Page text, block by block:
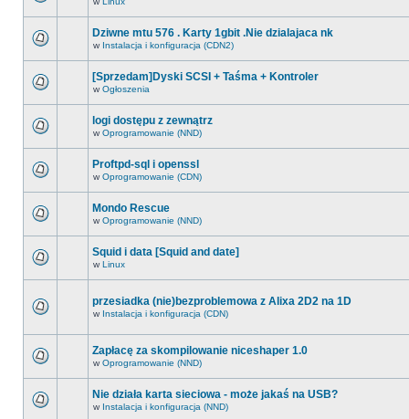
Dziwne mtu 576 . Karty 1gbit .Nie dzialajaca nk
w Instalacja i konfiguracja (CDN2)
[Sprzedam]Dyski SCSI + Taśma + Kontroler
w Ogłoszenia
logi dostępu z zewnątrz
w Oprogramowanie (NND)
Proftpd-sql i openssl
w Oprogramowanie (CDN)
Mondo Rescue
w Oprogramowanie (NND)
Squid i data [Squid and date]
w Linux
przesiadka (nie)bezproblemowa z Alixa 2D2 na 1D
w Instalacja i konfiguracja (CDN)
Zapłacę za skompilowanie niceshaper 1.0
w Oprogramowanie (NND)
Nie działa karta sieciowa - może jakaś na USB?
w Instalacja i konfiguracja (NND)